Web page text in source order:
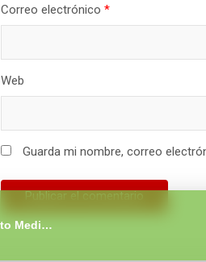
Correo electrónico *
Web
Guarda mi nombre, correo
El Patrullero en Punto Medio con Carlos Romero